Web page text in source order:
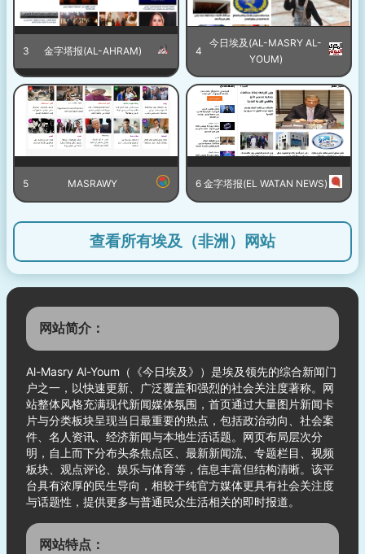
3 金字塔报(AL-AHRAM) 4
今日埃及(AL-MASRY AL-
YOUM)
5 MASRAWY 6 金字塔报(EL WATAN NEWS)
查看所有埃及（非洲）网站
网站简介：
Al-Masry Al-Youm（《今日埃及》）是埃及领先的综合新闻门
户之一，以快速更新、广泛覆盖和强烈的社会关注度著称。网
站整体风格充满现代新闻媒体氛围，首页通过大量图片新闻卡
片与分类板块呈现当日最重要的热点，包括政治动向、社会案
件、名人资讯、经济新闻与本地生活话题。网页布局层次分
明，自上而下分布头条焦点区、最新新闻流、专题栏目、视频
板块、观点评论、娱乐与体育等，信息丰富但结构清晰。该平
台具有浓厚的民生导向，相较于纯官方媒体更具有社会关注度
与话题性，提供更多与普通民众生活相关的即时报道。
网站特点：